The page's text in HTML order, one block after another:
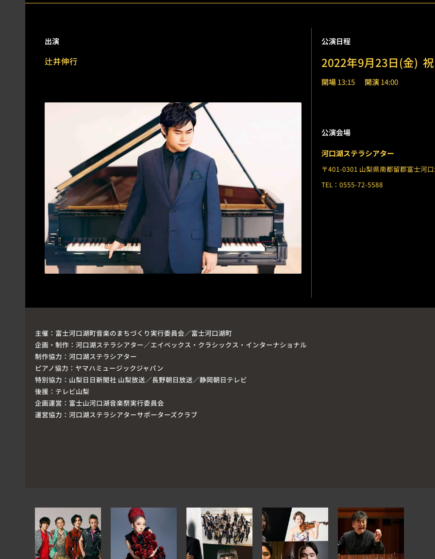
出演
辻井伸行
公演日程
2022年9月23日(金)
開場13:15 開演14:00
公演会場
河口湖ステラシアター
〒401-0301 山梨県南都留郡富士河
TEL：0555-72-5588
主催： 富士河口湖町音楽のまちづくり実行委員会／富士河口湖町
企画・制作： 河口湖ステラシアター／エイベックス・クラシックス・インターナショナル
制作協力： 河口湖ステラシアター
ピアノ協力： ヤマハミュージックジャパン
特別協力： 山梨日日新聞社 山梨放送／長野朝日放送／静岡朝日テレビ
後援： テレビ山梨
企画運営： 富士山河口湖音楽祭実行委員会
運営協力： 河口湖ステラシアターサポーターズクラブ